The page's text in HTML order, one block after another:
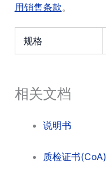
用销售条款。
规格
相关文档
说明书
质检证书(CoA)